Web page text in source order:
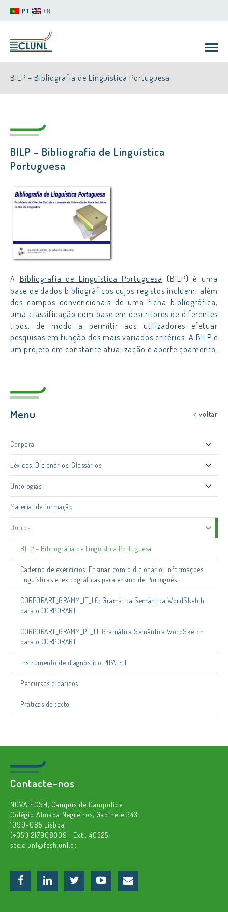
PT EN
CLUNL
BILP – Bibliografia de Linguística Portuguesa
BILP – Bibliografia de Linguística
Portuguesa
A Bibliografia de Linguística Portuguesa (BILP) é uma
base de dados bibliográficos cujos registos incluem, além
dos campos convencionais de uma ficha bibliográfica,
uma classificação com base em descritores de diferentes
tipos, de modo a permitir aos utilizadores efetuar
pesquisas em função dos mais variados critérios. A BILP é
um projeto em constante atualização e aperfeiçoamento.
Menu < voltar
Corpora
Léxicos, Dicionários, Glossários
Ontologias
Material de formação
Outros
BILP – Bibliografia de Linguística Portuguesa
Caderno de exercícios. Ensinar com o dicionário: informações
linguísticas e lexicográficas para ensino de Português
CORPORART_GRAMM_IT_1.0: Gramática Semântica WordSketch
para o CORPORART
CORPORART_GRAMM_PT_1.1: Gramática Semântica WordSketch
para o CORPORART
Instrumento de diagnóstico PIPALE 1
Percursos didáticos
Práticas de texto
Contacte-nos
NOVA FCSH, Campus de Campolide
Colégio Almada Negreiros, Gabinete 343
1099-085 Lisboa
(+351) 217908309 | Ext.: 40325
sec.clunl@fcsh.unl.pt